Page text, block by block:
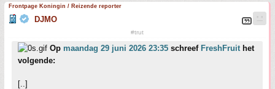
Frontpage Koningin / Reizende reporter
DJMO
#trut
Op maandag 29 juni 2026 23:35 schreef FreshFruithet
volgende:
[..]